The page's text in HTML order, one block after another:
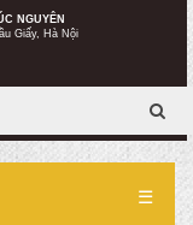
NGUYÊN
Giấy, Hà Nội
☰